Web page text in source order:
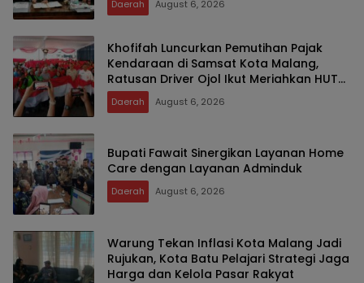
Daerah August 6, 2026
Khofifah Luncurkan Pemutihan Pajak
Kendaraan di Samsat Kota Malang,
Ratusan Driver Ojol Ikut Meriahkan HUT
RIDaerah August 6, 2026
Bupati Fawait Sinergikan Layanan Home
Care dengan Layanan Adminduk
Daerah August 6, 2026
Warung Tekan Inflasi Kota Malang Jadi
Rujukan, Kota Batu Pelajari Strategi Jaga
Harga dan Kelola Pasar Rakyat